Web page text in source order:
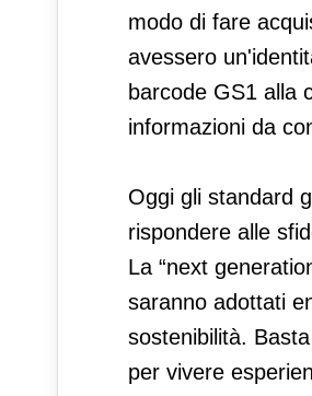
modo di fare
avessero
barcode GS1 alla
informazioni da
Oggi gli standard
rispondere alle
La “next
saranno adottati
sostenibilità.
per vivere